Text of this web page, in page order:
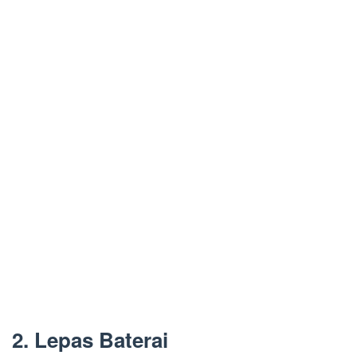
2. Lepas Baterai